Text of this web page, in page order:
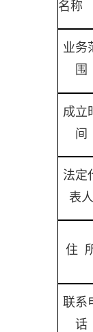
名称
业务
围
成立
间
法定
表人
住
联系
话